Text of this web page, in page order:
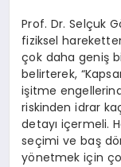
Prof. Dr. Selçuk
fiziksel
çok daha geniş
belirterek,
işitme
riskinden idrar
detayı içermeli.
seçimi ve baş
yönetmek için